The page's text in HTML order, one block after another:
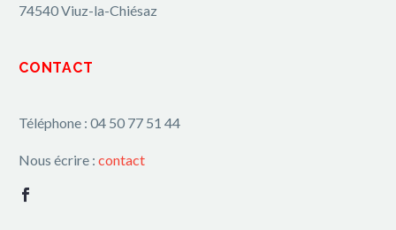
74540 Viuz-la-Chiésaz
CONTACT
Téléphone : 04 50 77 51 44
Nous écrire : contact